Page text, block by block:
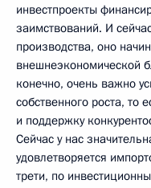
инвестпроекты
заимствований. И
производства, оно
внешнеэкономической
конечно, очень важно
собственного роста, то
и поддержку
Сейчас у нас
удовлетворяется
трети, по